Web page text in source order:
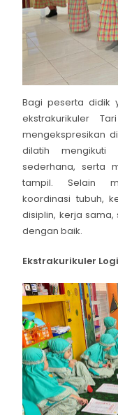
Bagi peserta didik
ekstrakurikuler
mengekspresikan
dilatih
sederhana, serta
tampil. Selain
koordinasi tubuh,
disiplin, kerja
dengan baik.
Ekstrakurikuler